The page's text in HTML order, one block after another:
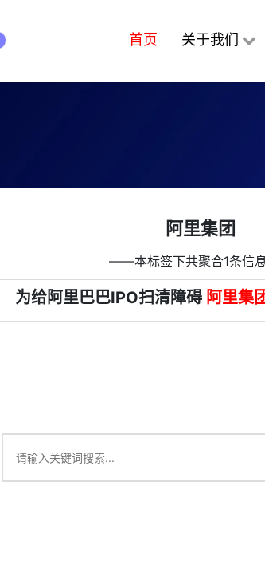
首页 关于我们
阿里集团
――本标签下共聚合1条
为给阿里巴巴IPO扫清障碍 阿里集